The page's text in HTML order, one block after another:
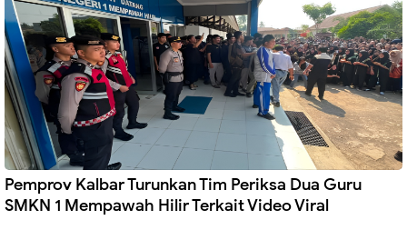
Pemprov Kalbar Turunkan Tim Periksa Dua Guru
SMKN 1 Mempawah Hilir Terkait Video Viral